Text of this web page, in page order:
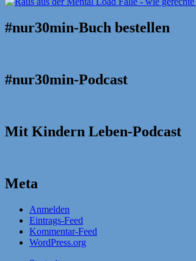
#nur30min-Buch bestellen
#nur30min-Podcast
Mit Kindern Leben-Podcast
Meta
Anmelden
Eintrags-Feed
Kommentar-Feed
WordPress.org